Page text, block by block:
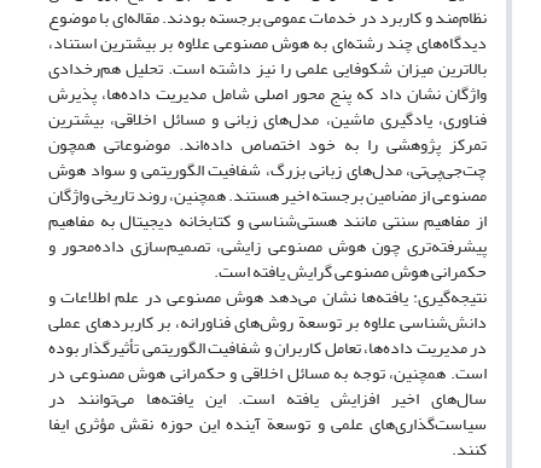
نظام‌مند و کاربرد در خدمات عمومی برجسته بودند. مقاله‌ای با موضوع
دیدگاه‌های چند رشته‌ای به هوش مصنوعی علاوه بر بیشترین استناد،
بالاترین میزان شکوفایی علمی را نیز داشته است. تحلیل هم‌رخدادی
واژگان نشان داد که پنج محور اصلی شامل مدیریت داده‌ها، پذیرش
فناوری، یادگیری ماشین، مدل‌های زبانی و مسائل اخلاقی، بیشترین
تمرکز پژوهشی را به خود اختصاص داده‌اند. موضوعاتی همچون
چت‌جی‌پی‌تی، مدل‌های زبانی بزرگ، شفافیت الگوریتمی و سواد هوش
مصنوعی از مضامین برجسته اخیر هستند. همچنین، روند تاریخی واژگان
از مفاهیم سنتی مانند هستی‌شناسی و کتابخانه دیجیتال به مفاهیم
پیشرفته‌تری چون هوش مصنوعی زایشی، تصمیم‌سازی داده‌محور و
حکمرانی هوش مصنوعی گرایش یافته است.
نتیجه‌گیری: یافته‌ها نشان می‌دهد هوش مصنوعی در علم اطلاعات و
دانش‌شناسی علاوه بر توسعة روش‌های فناورانه، بر کاربردهای عملی
در مدیریت داده‌ها، تعامل کاربران و شفافیت الگوریتمی تأثیرگذار بوده
است. همچنین، توجه به مسائل اخلاقی و حکمرانی هوش مصنوعی در
سال‌های اخیر افزایش یافته است. این یافته‌ها می‌توانند در
سیاست‌گذاری‌های علمی و توسعة آینده این حوزه نقش مؤثری ایفا
کنند.